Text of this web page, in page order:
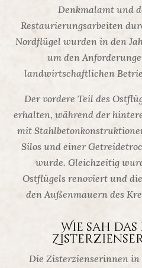
Denkmalamt und
Restaurierungsarbeiten
Nordflügel wurden in den
um den
landwirtschaftlichen
Der vordere Teil des
erhalten, während der
mit
Silos und einer
wurde. Gleichzeitig
Ostflügels renoviert und
den Außenmauern des
Wie sah das
Die Zisterzienserinnen